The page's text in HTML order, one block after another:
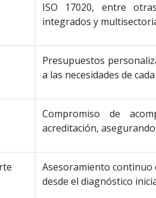
ISO 17020, entre
integrados y
Presupuestos
a las necesidades de
Compromiso de
acreditación,
Asesoramiento
desde el diagnóstico